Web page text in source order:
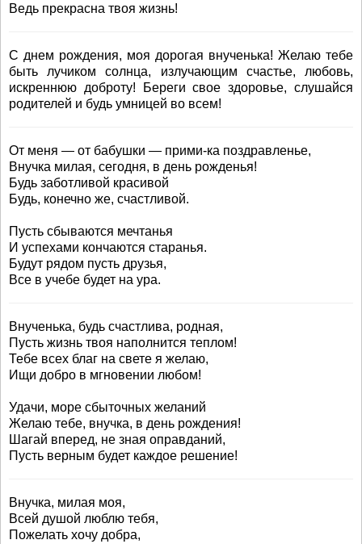
Ведь прекрасна твоя жизнь!
С днем рождения, моя дорогая внученька! Желаю тебе
быть лучиком солнца, излучающим счастье, любовь,
искреннюю доброту! Береги свое здоровье, слушайся
родителей и будь умницей во всем!
От меня — от бабушки — прими-ка поздравленье,
Внучка милая, сегодня, в день рожденья!
Будь заботливой красивой
Будь, конечно же, счастливой.
Пусть сбываются мечтанья
И успехами кончаются старанья.
Будут рядом пусть друзья,
Все в учебе будет на ура.
Внученька, будь счастлива, родная,
Пусть жизнь твоя наполнится теплом!
Тебе всех благ на свете я желаю,
Ищи добро в мгновении любом!
Удачи, море сбыточных желаний
Желаю тебе, внучка, в день рождения!
Шагай вперед, не зная оправданий,
Пусть верным будет каждое решение!
Внучка, милая моя,
Всей душой люблю тебя,
Пожелать хочу добра,